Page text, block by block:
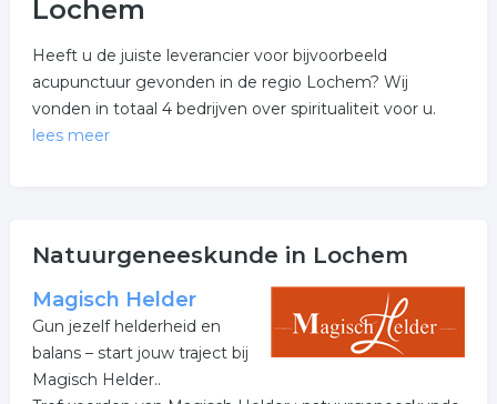
Lochem
Heeft u de juiste leverancier voor bijvoorbeeld
acupunctuur gevonden in de regio Lochem? Wij
vonden in totaal 4 bedrijven over spiritualiteit voor u.
lees meer
De bedrijven in onderstaande lijst bevinden zich in of in
de omgeving van Lochem en behoren tot de categorie
spiritualiteit.
Meer informatie betreffende reiki wordt weergegeven
wanneer u op een item klikt. Het overzicht is een
Natuurgeneeskunde in Lochem
Magisch Helder
Gun jezelf helderheid en
balans – start jouw traject bij
Magisch Helder..